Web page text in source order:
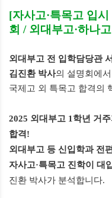
[자사고·특목고 입
회 / 외대부고·하나고
외대부고 전 입학담당관
김진환 박사의 설명회에
국제고 외 특목고 합격의
2025 외대부고 1학년 거
합격!
외대부고 등 신입학과 전
자사고·특목고 진학이 대
진환 박사가 분석합니다.